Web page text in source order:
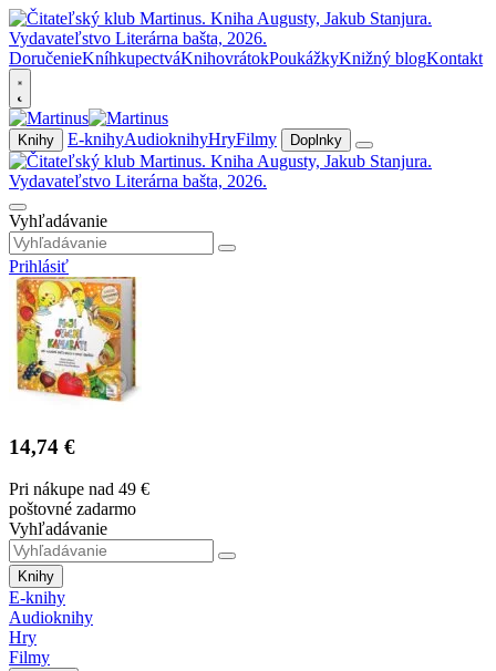
DoručenieKníhkupectváKnihovrátokPoukážkyKnižný blogKontakt
Knihy E-knihyAudioknihyHryFilmy Doplnky
Vyhľadávanie
Prihlásiť
14,74 €
Pri nákupe nad 49 €
poštovné zadarmo
Vyhľadávanie
Knihy
E-knihy
Audioknihy
Hry
Filmy